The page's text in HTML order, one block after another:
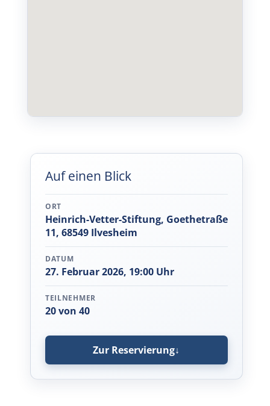
Auf einen Blick
ORT
Heinrich-Vetter-Stiftung, Goethetraße
11, 68549 Ilvesheim
DATUM
27. Februar 2026, 19:00 Uhr
TEILNEHMER
20 von 40
Zur Reservierung↓